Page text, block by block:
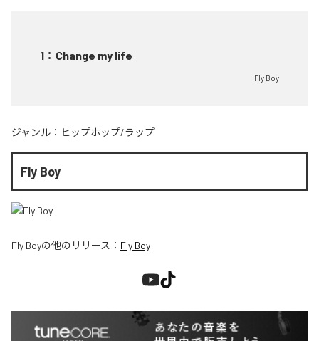
1 ： Change my life
Fly Boy
ジャンル： ヒップホップ/ラップ
Fly Boy
Fly Boyの他のリリース： Fly Boy